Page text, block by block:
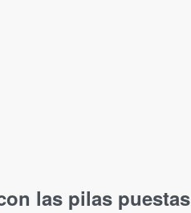
las pilas puestas